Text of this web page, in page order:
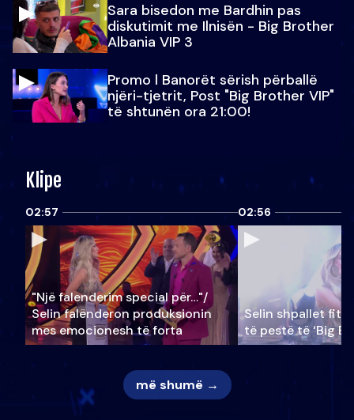
Sara bisedon me Bardhin pas
diskutimit me Ilnisën - Big Brother
Albania VIP 3
Promo l Banorët sërish përballë
njëri-tjetrit, Post "Big Brother VIP"
të shtunën ora 21:00!
Klipe
02:57
"Një falenderim special për…"/
Selin falënderon produksionin
mes emocionesh të forta
02:56
Selin shpallet
të pestë të ‘Big
më shumë →